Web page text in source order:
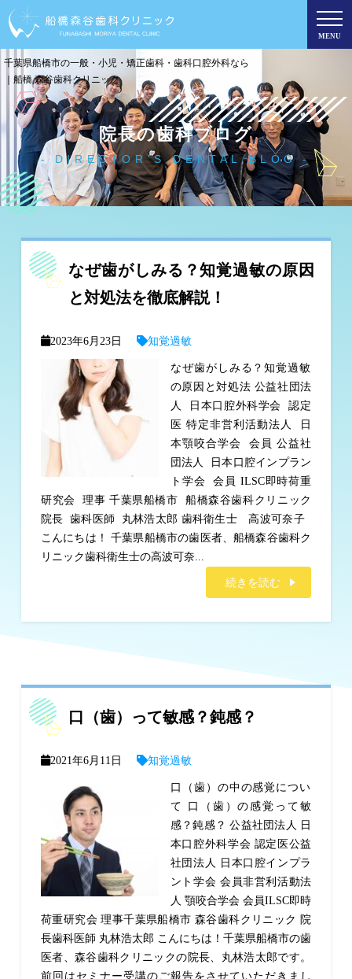
MENU
千葉県船橋市の一般・小児・矯正歯科・歯科口腔外科なら
｜船橋 森谷歯科クリニック
院長の歯科ブログ
DIRECTOR'S DENTAL BLOG
なぜ歯がしみる？知覚過敏の原因
と対処法を徹底解説！
2023年6月23日 知覚過敏
なぜ歯がしみる？知覚過敏
の原因と対処法 公益社団法
人 日本口腔外科学会 認定
医 特定非営利活動法人 日
本顎咬合学会 会員 公益社
団法人 日本口腔インプラン
ト学会 会員 ILSC即時荷重
研究会 理事 千葉県船橋市 船橋森谷歯科クリニック
院長 歯科医師 丸林浩太郎 歯科衛生士 高波可奈子
こんにちは！ 千葉県船橋市の歯医者、船橋森谷歯科ク
リニック歯科衛生士の高波可奈...
続きを読む
口（歯）って敏感？鈍感？
2021年6月11日 知覚過敏
口（歯）の中の感覚につい
て 口（歯）の感覚って敏
感？鈍感？ 公益社団法人 日
本口腔外科学会 認定医公益
社団法人 日本口腔インプラ
ント学会 会員非営利活動法
人 顎咬合学会 会員ILSC即時
荷重研究会 理事千葉県船橋市 森谷歯科クリニック 院
長歯科医師 丸林浩太郎 こんにちは！千葉県船橋市の歯
医者、森谷歯科クリニックの院長、丸林浩太郎です。
前回はセミナー受講のご報告をさせていただきまし